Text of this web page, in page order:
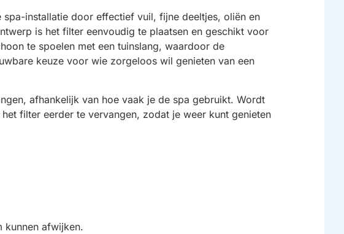
installatie door effectief vuil, fijne deeltjes, oliën en
is het filter eenvoudig te plaatsen en geschikt voor
te spoelen met een tuinslang, waardoor de
keuze voor wie zorgeloos wil genieten van een
afhankelijk van hoe vaak je de spa gebruikt. Wordt
filter eerder te vervangen, zodat je weer kunt genieten
kunnen afwijken.